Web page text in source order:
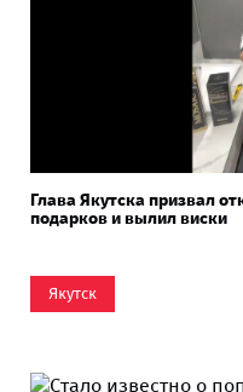
Глава Якутска призвал
подарков и вылил виски
Якутск